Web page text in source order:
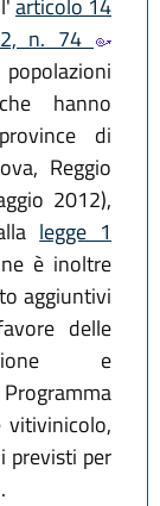
articolo 14
n. 74
hanno
di
Reggio
2012),
legge 1
è inoltre
aggiuntivi
delle
e
previsti per